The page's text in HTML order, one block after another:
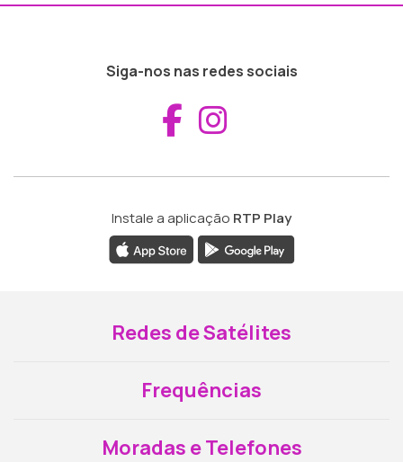
Siga-nos nas redes sociais
Aceder ao
Instale a aplicação RTP Play
Redes de Satélites
Frequências
Moradas e Telefones